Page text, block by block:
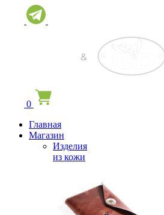
0
Главная
Магазин
Изделия
из кожи